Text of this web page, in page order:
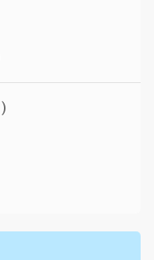
）